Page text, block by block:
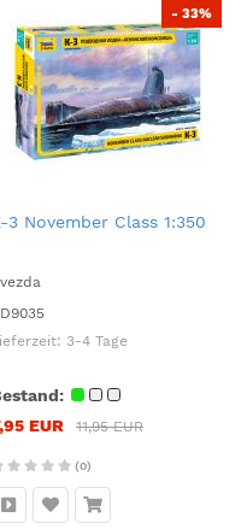
3 November Class 1:350
3-4 Tage
EUR
11,95 EUR
- 33%
(0)